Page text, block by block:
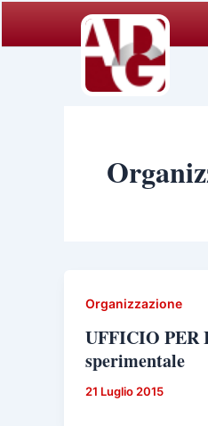
Organizzazione
UFFICIO PER
sperimentale
21 Luglio 2015